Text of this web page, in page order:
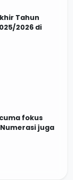
Tahun
2026 di
fokus
juga